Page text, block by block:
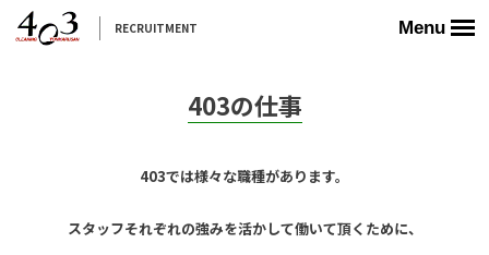
RECRUITMENT Menu
403の仕事
403では様々な職種があります。
スタッフそれぞれの強みを活かして働いて頂くために、